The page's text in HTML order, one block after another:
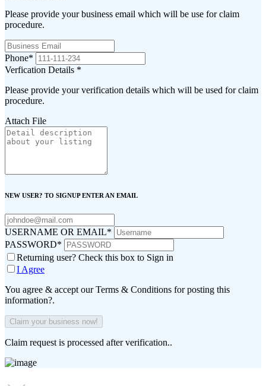
Please provide your business email which will be use for claim
procedure.
Phone*
Verfication Details *
Please provide your verification details which will be used for claim
procedure.
Attach File
NEW USER? TO SIGNUP ENTER AN EMAIL
USERNAME OR EMAIL*
PASSWORD*
Returning user? Check this box to Sign in
I Agree
You agree & accept our Terms & Conditions for posting this
information?.
Claim request is processed after verification..